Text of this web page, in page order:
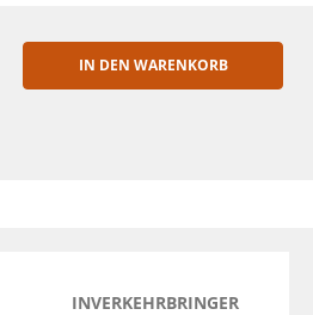
IN DEN WARENKORB
INVERKEHRBRINGER